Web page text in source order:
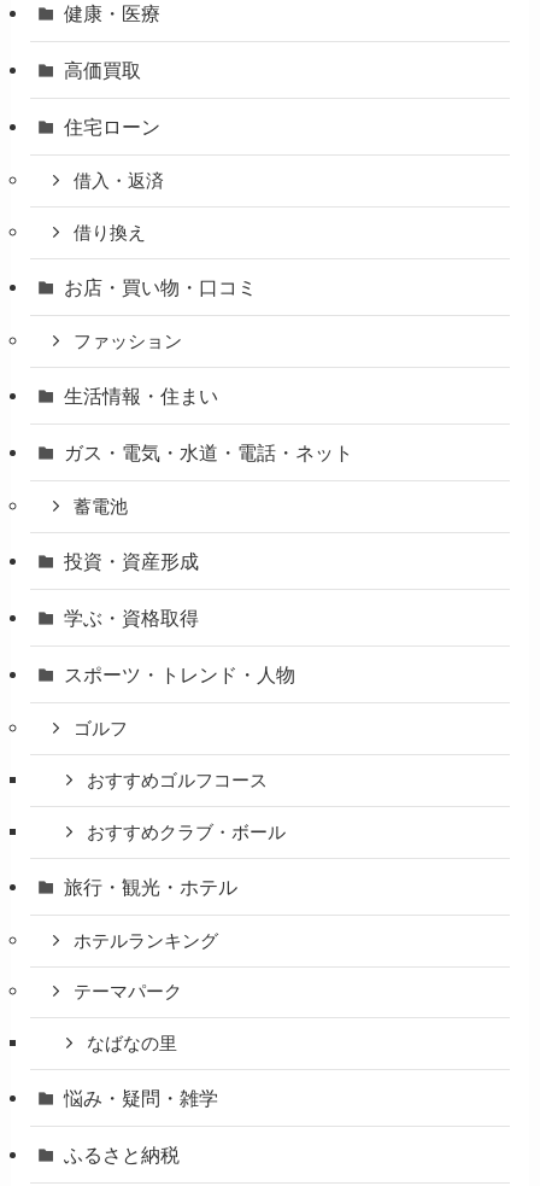
健康・医療
高価買取
住宅ローン
借入・返済
借り換え
お店・買い物・口コミ
ファッション
生活情報・住まい
ガス・電気・水道・電話・ネット
蓄電池
投資・資産形成
学ぶ・資格取得
スポーツ・トレンド・人物
ゴルフ
おすすめゴルフコース
おすすめクラブ・ボール
旅行・観光・ホテル
ホテルランキング
テーマパーク
なばなの里
悩み・疑問・雑学
ふるさと納税